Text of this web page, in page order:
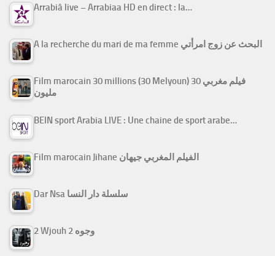
Arrabiâ live – Arrabiaa HD en direct : la…
A la recherche du mari de ma femme البحث عن زوج امرأتي
Film marocain 30 millions (30 Melyoun) فيلم مغربي 30
مليون
BEIN sport Arabia LIVE : Une chaine de sport arabe…
Film marocain Jihane الفيلم المغربي جيهان
Dar Nsa سلسلة دار النسا
2 Wjouh 2 وجوه